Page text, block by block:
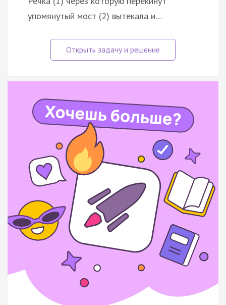
упомянутый мост (2) вытекала и…